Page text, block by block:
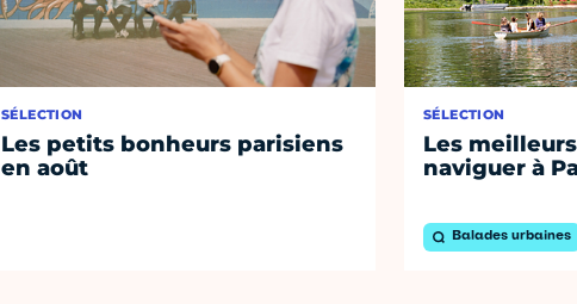
SÉLECTION
Les petits bonheurs parisiens
en août
SÉLECTION
Les
naviguer à
Balades urbaines